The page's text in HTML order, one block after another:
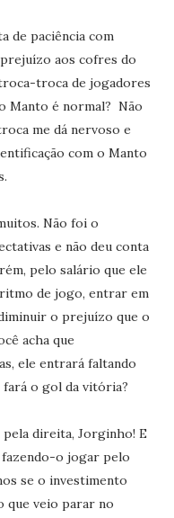
de paciência com
aos cofres do
troca de jogadores
Manto é normal? Não
me dá nervoso e
com o Manto
Não foi o
e não deu conta
pelo salário que ele
de jogo, entrar em
o prejuízo que o
acha que
ele entrará faltando
o gol da vitória?
direita, Jorginho! E
o jogar pelo
se o investimento
que veio parar no